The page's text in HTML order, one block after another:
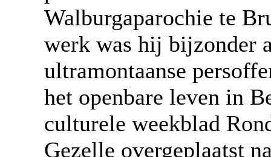
Walburgaparochie te
werk was hij bijzonder
ultramontaanse
het openbare leven in
culturele weekblad
Gezelle overgeplaatst